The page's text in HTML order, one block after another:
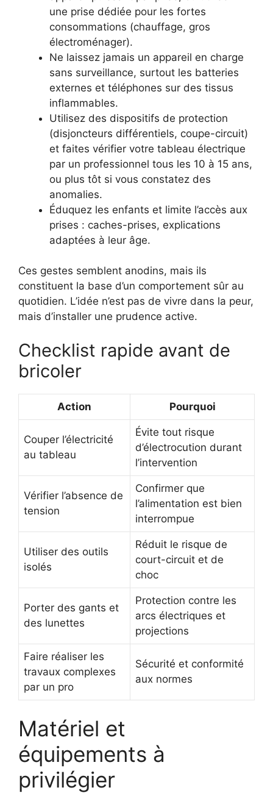
une prise dédiée pour les fortes
consommations (chauffage, gros
électroménager).
Ne laissez jamais un appareil en charge
sans surveillance, surtout les batteries
externes et téléphones sur des tissus
inflammables.
Utilisez des dispositifs de protection
(disjoncteurs différentiels, coupe-circuit)
et faites vérifier votre tableau électrique
par un professionnel tous les 10 à 15 ans,
ou plus tôt si vous constatez des
anomalies.
Éduquez les enfants et limite l’accès aux
prises : caches-prises, explications
adaptées à leur âge.
Ces gestes semblent anodins, mais ils
constituent la base d’un comportement sûr au
quotidien. L’idée n’est pas de vivre dans la peur,
mais d’installer une prudence active.
Checklist rapide avant de
bricoler
Action Pourquoi
Couper l’électricité
au tableau
Évite tout risque
d’électrocution durant
l’intervention
Vérifier l’absence de
tension
Confirmer que
l’alimentation est bien
interrompue
Utiliser des outils
isolés
Réduit le risque de
court-circuit et de
choc
Porter des gants et
des lunettes
Protection contre les
arcs électriques et
projections
Faire réaliser les
travaux complexes
par un pro
Sécurité et conformité
aux normes
Matériel et
équipements à
privilégier